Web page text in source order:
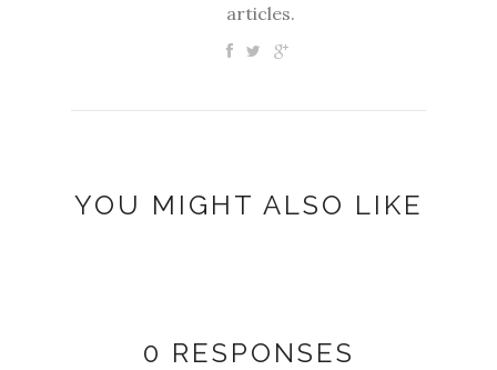
articles.
YOU MIGHT ALSO LIKE
0 RESPONSES